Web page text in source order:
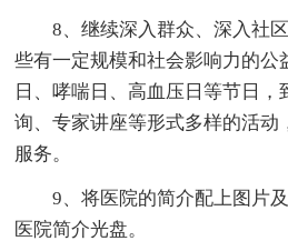
8、继续深入群众、深入社区
些有一定规模和社会影响力的公
日、哮喘日、高血压日等节日，
询、专家讲座等形式多样的活动
服务。
9、将医院的简介配上图片及
医院简介光盘。